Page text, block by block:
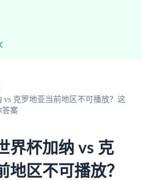
vs 克罗地亚当前地区不可播放？这
答案
界杯加纳 vs 克
地区不可播放？